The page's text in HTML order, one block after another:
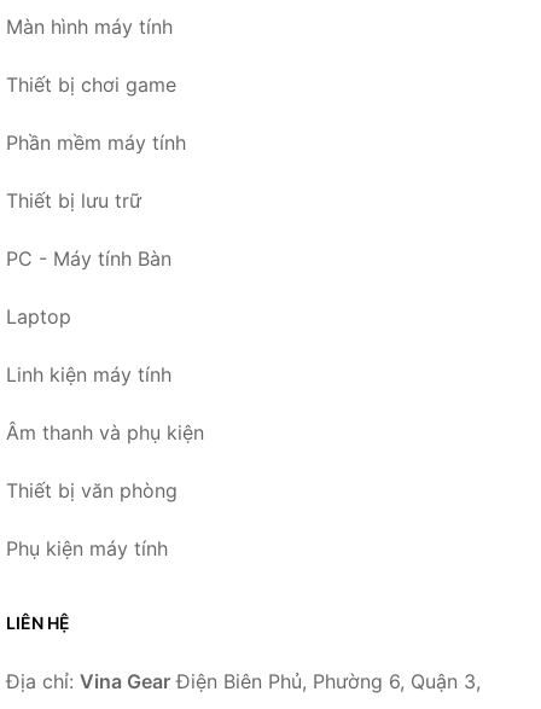
Màn hình máy tính
Thiết bị chơi game
Phần mềm máy tính
Thiết bị lưu trữ
PC - Máy tính Bàn
Laptop
Linh kiện máy tính
Âm thanh và phụ kiện
Thiết bị văn phòng
Phụ kiện máy tính
LIÊN HỆ
Địa chỉ: Vina Gear Điện Biên Phủ, Phường 6, Quận 3,